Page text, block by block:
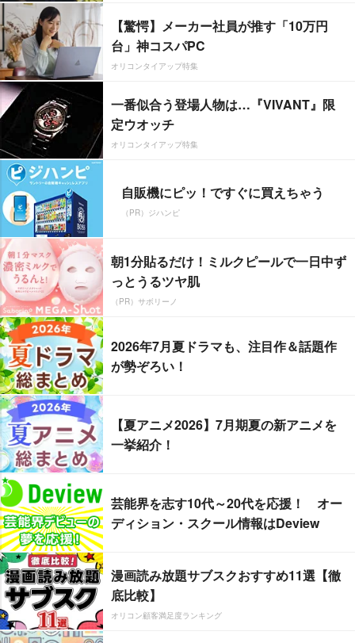
【驚愕】メーカー社員が推す「10万円
台」神コスパPC
オリコンタイアップ特集
一番似合う登場人物は…『VIVANT』限
定ウオッチ
オリコンタイアップ特集
自販機にピッ！ですぐに買えちゃう
（PR）ジハンピ
朝1分貼るだけ！ミルクピールで一日中ず
っとうるツヤ肌
（PR）サボリーノ
2026年7月夏ドラマも、注目作＆話題作
が勢ぞろい！
【夏アニメ2026】7月期夏の新アニメを
一挙紹介！
芸能界を志す10代～20代を応援！ オー
ディション・スクール情報はDeview
漫画読み放題サブスクおすすめ11選【徹
底比較】
オリコン顧客満足度ランキング